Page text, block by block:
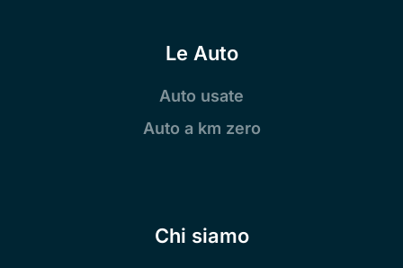
Le Auto
Auto usate
Auto a km zero
Chi siamo